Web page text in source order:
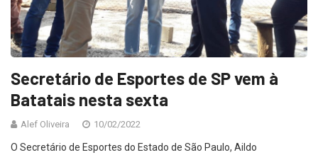
Secretário de Esportes de SP vem à
Batatais nesta sexta
Alef Oliveira 10/02/2022
O Secretário de Esportes do Estado de São Paulo, Aildo